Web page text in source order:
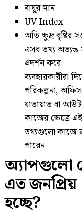
বায়ুর মান
UV Index
অতি ক্ষুদ্র বৃষ্টির
এসব তথ্য অত্যন্ত
প্রদর্শন করে।
ব্যবহারকারীরা
পরিকল্পনা, অফিস
যাতায়াত বা
কাজের ক্ষেত্রে এই
তথ্যগুলো কাজে
পারেন।
অ্যাপগুলো
এত জনপ্রিয়
হচ্ছে?